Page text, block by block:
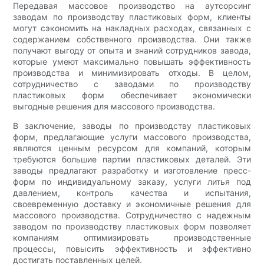
Передавая массовое производство на аутсорсинг
заводам по производству пластиковых форм, клиенты
могут сэкономить на накладных расходах, связанных с
содержанием собственного производства. Они также
получают выгоду от опыта и знаний сотрудников завода,
которые умеют максимально повышать эффективность
производства и минимизировать отходы. В целом,
сотрудничество с заводами по производству
пластиковых форм обеспечивает экономически
выгодные решения для массового производства.
В заключение, заводы по производству пластиковых
форм, предлагающие услуги массового производства,
являются ценным ресурсом для компаний, которым
требуются большие партии пластиковых деталей. Эти
заводы предлагают разработку и изготовление пресс-
форм по индивидуальному заказу, услуги литья под
давлением, контроль качества и испытания,
своевременную доставку и экономичные решения для
массового производства. Сотрудничество с надежным
заводом по производству пластиковых форм позволяет
компаниям оптимизировать производственные
процессы, повысить эффективность и эффективно
достигать поставленных целей.